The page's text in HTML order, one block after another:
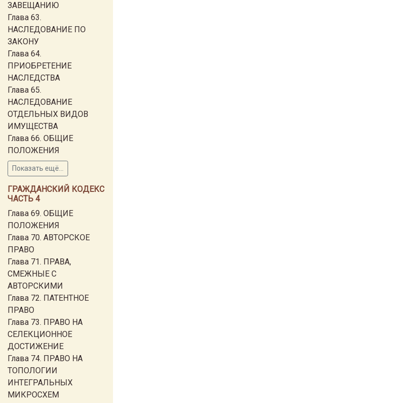
ЗАВЕЩАНИЮ
Глава 63.
НАСЛЕДОВАНИЕ ПО
ЗАКОНУ
Глава 64.
ПРИОБРЕТЕНИЕ
НАСЛЕДСТВА
Глава 65.
НАСЛЕДОВАНИЕ
ОТДЕЛЬНЫХ ВИДОВ
ИМУЩЕСТВА
Глава 66. ОБЩИЕ
ПОЛОЖЕНИЯ
Показать ещё...
ГРАЖДАНСКИЙ КОДЕКС
ЧАСТЬ 4
Глава 69. ОБЩИЕ
ПОЛОЖЕНИЯ
Глава 70. АВТОРСКОЕ
ПРАВО
Глава 71. ПРАВА,
СМЕЖНЫЕ С
АВТОРСКИМИ
Глава 72. ПАТЕНТНОЕ
ПРАВО
Глава 73. ПРАВО НА
СЕЛЕКЦИОННОЕ
ДОСТИЖЕНИЕ
Глава 74. ПРАВО НА
ТОПОЛОГИИ
ИНТЕГРАЛЬНЫХ
МИКРОСХЕМ